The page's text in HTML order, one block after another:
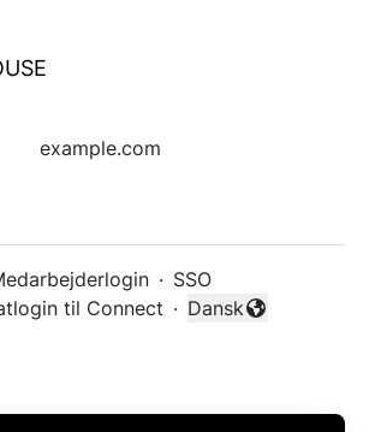
example.com
· SSO
til Connect ·
Skift sprog
Dansk